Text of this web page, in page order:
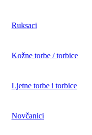
Ruksaci
Kožne torbe / torbice
Ljetne torbe i torbice
Novčanici